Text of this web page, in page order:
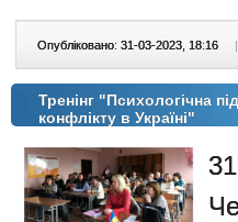
Опубліковано: 31-03-2023, 18:16 |
Тренінг "Психологічна
конфлікту в Україні"